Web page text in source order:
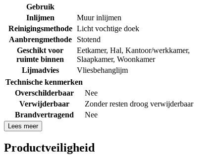
Gebruik
Inlijmen
Muur inlijmen
Reinigingsmethode Licht vochtige doek
Aanbrengmethode
Stotend
Geschikt voor
ruimte binnen
Eetkamer, Hal, Kantoor/werkkamer,
Slaapkamer, Woonkamer
Lijmadvies
Vliesbehanglijm
Technische kenmerken
Overschilderbaar
Nee
Verwijderbaar
Zonder resten droog verwijderbaar
Brandvertragend
Nee
Lees meer
Productveiligheid